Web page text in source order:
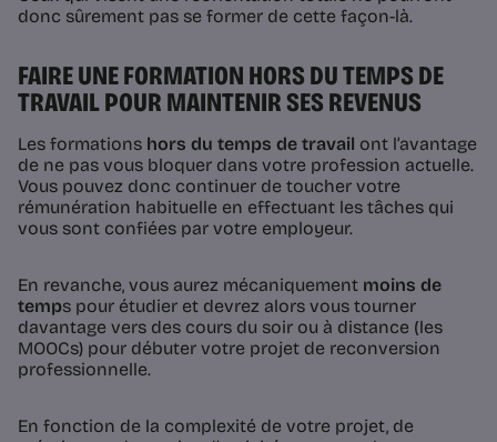
donc sûrement pas se former de cette façon-là.
FAIRE UNE FORMATION HORS DU TEMPS DE
TRAVAIL POUR MAINTENIR SES REVENUS
Les formations hors du temps de travail ont l’avantage
de ne pas vous bloquer dans votre profession actuelle.
Vous pouvez donc continuer de toucher votre
rémunération habituelle en effectuant les tâches qui
vous sont confiées par votre employeur.
En revanche, vous aurez mécaniquement moins de
temps pour étudier et devrez alors vous tourner
davantage vers des cours du soir ou à distance (les
MOOCs) pour débuter votre projet de reconversion
professionnelle.
En fonction de la complexité de votre projet, de